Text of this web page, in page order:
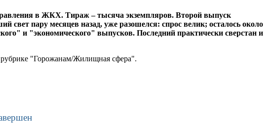
в ЖКХ. Тираж – тысяча экземпляров. Второй выпуск
пару месяцев назад, уже разошелся: спрос велик; осталось около
и "экономического" выпусков. Последний практически сверстан и
"Горожанам/Жилищная сфера".